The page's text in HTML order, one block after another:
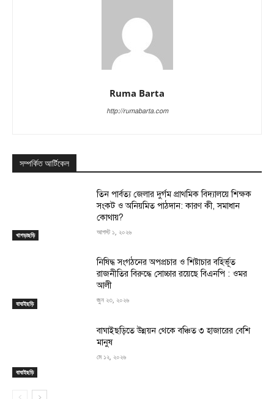
Ruma Barta
http://rumabarta.com
সম্পর্কিত আর্টিকেল
খাগড়াছড়ি
তিন পার্বত্য জেলার দুর্গম প্রাথমিক বিদ্যালয়ে শিক্ষক
সংকট ও অনিয়মিত পাঠদান: কারণ কী, সমাধান
কোথায়?
আগস্ট ১, ২০২৬
বাঘাইছড়ি
নিষিদ্ধ সংগঠনের অপপ্রচার ও শিষ্টাচার বহির্ভূত
রাজনীতির বিরুদ্ধে সোচ্চার রয়েছে বিএনপি : ওমর
আলী
জুন ২৩, ২০২৬
বাঘাইছড়ি
বাঘাইছড়িতে উন্নয়ন থেকে বঞ্চিত ৩ হাজারের বেশি
মানুষ
মে ১২, ২০২৬